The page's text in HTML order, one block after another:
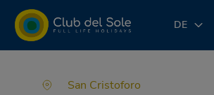
DE
San Cristoforo